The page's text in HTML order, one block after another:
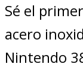
Sé el
acero
Nintendo